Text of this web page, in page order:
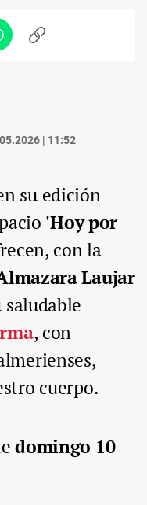
Copiar
| 11:52
su edición
'Hoy por
con la
Laujar
, con
cuerpo.
domingo 10